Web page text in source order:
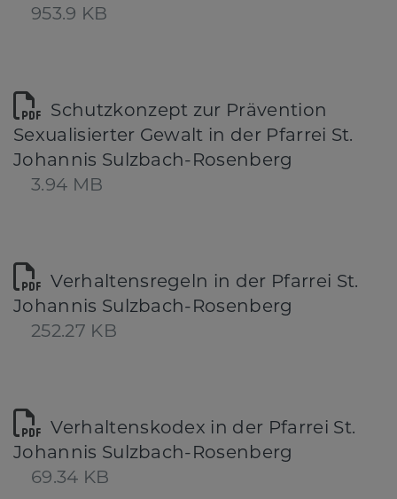
953.9 KB
Schutzkonzept zur Prävention
Sexualisierter Gewalt in der Pfarrei St.
Johannis Sulzbach-Rosenberg
3.94 MB
Verhaltensregeln in der Pfarrei St.
Johannis Sulzbach-Rosenberg
252.27 KB
Verhaltenskodex in der Pfarrei St.
Johannis Sulzbach-Rosenberg
69.34 KB